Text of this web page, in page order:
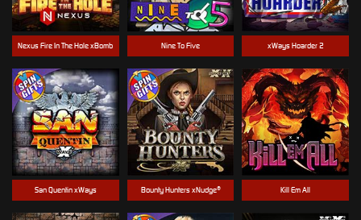
Kill Em All
Nexus Fire In The Hole xBomb xWays Hoarder 2
Nine To Five
Bounty Hunters xNudge®
San Quentin xWays